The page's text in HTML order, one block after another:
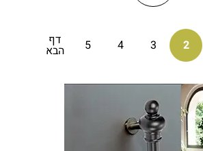
2
3
4
5 דף
הבא